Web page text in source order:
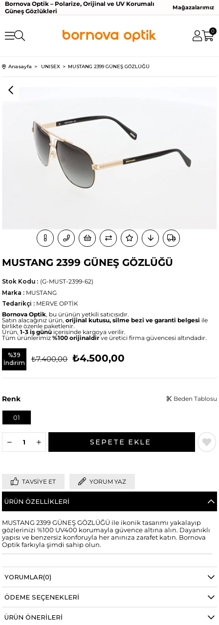
Bornova Optik – Polarize, Orijinal ve UV Korumalı
Güneş Gözlükleri
Mağazalarımız
0
Anasayfa UNISEX MUSTANG 2399 GÜNEŞ GÖZLÜĞÜ
MUSTANG 2399 GÜNEŞ GÖZLÜĞÜ
(G-MUST-2399-62)
Stok Kodu
Marka : MUSTANG
Tedarikçi : MERVE OPTİK
Bornova Optik, bu ürünün yetkili satıcısıdır.
Satın alacağınız ürün,orijinal kutusu, silme bezi ve garanti belgesi ile
birlikte özenle paketlenir.
Ürün,1-3 iş günü içerisinde kargoya verilir.
Tüm ürünlerimiz%100 orijinaldirve üretici firma güvencesi altındadır.
%39
İndirim
₺7.400,00 ₺4.500,00
Renk
01
Beden Tablosu
TAVSIYE ET YORUM YAZ
ÜRÜN ÖZELLIKLERI
MUSTANG 2399 GÜNEŞ GÖZLÜĞÜ ile ikonik tasarımı yakalayıp
gözlerinizi %100 UV400 korumayla güvence altına alın. Dayanıklı
yapısı ve benzersiz konforuyla her anınıza zarafet katın. Bornova
Optik farkıyla şimdi sahip olun.
YORUMLAR(0)
ÖDEME SEÇENEKLERI
ÜRÜN ÖNERILERI